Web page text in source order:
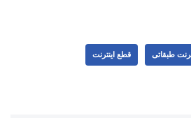
طبقاتی قطع اینترنت